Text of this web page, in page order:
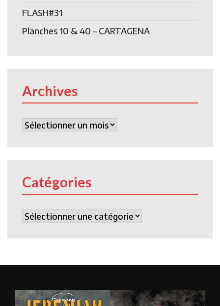
FLASH#31
Planches 10 & 40 – CARTAGENA
Archives
Archives
Catégories
Catégories